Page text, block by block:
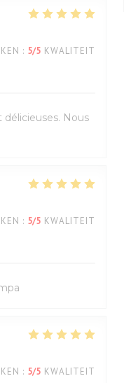
: 5/5 KWALITEIT
délicieuses. Nous
: 5/5 KWALITEIT
: 5/5 KWALITEIT